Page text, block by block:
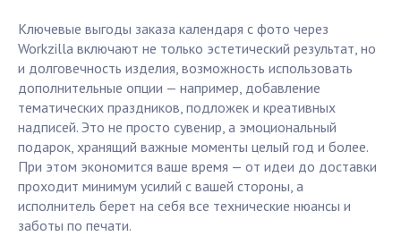
Ключевые выгоды заказа календаря с фото через
Workzilla включают не только эстетический результат, но
и долговечность изделия, возможность использовать
дополнительные опции — например, добавление
тематических праздников, подложек и креативных
надписей. Это не просто сувенир, а эмоциональный
подарок, хранящий важные моменты целый год и более.
При этом экономится ваше время — от идеи до доставки
проходит минимум усилий с вашей стороны, а
исполнитель берет на себя все технические нюансы и
заботы по печати.